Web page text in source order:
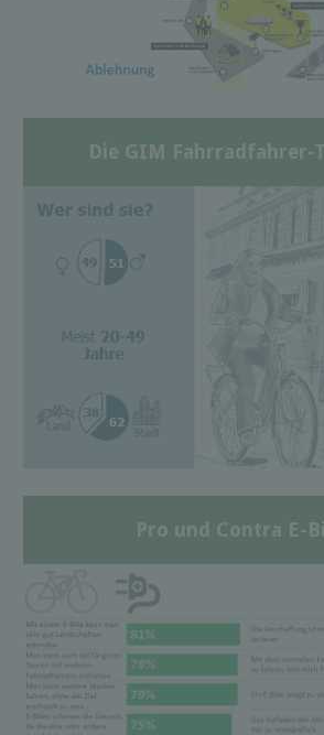
Die GIM Fahrradfahrer-
Pro und Contra E-